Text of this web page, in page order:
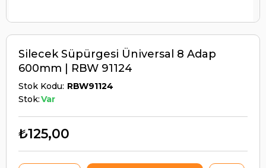
Silecek Süpürgesi Üniversal 8 Adap
600mm | RBW 91124
Stok Kodu RBW91124
Stok:Var
₺125,00